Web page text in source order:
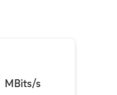
MBits/s